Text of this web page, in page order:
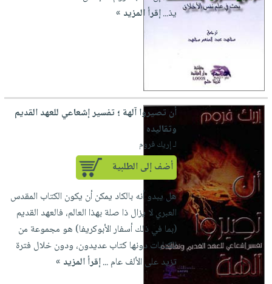
صابون
مناسبات
فيديوهات
يتكرر
خدمات
نيل
وفرات
كتابك
تواصل
معنا
التسوق
الإصدارات
يذ...إقرأ المزيد »
أن تصيروا آلهة ؛ تفسير إشعاعي للعهد القديم
وتقاليده
لـ إريك فروم
أضف إلى الطلبية
هل يبدو أنه بالكاد يمكن أن يكون الكتاب المقدس
العبري لا يزال ذا صلة بهذا العالم، فالعهد القديم
(بما في ذلك أسفار الأبوكريفا) هو مجموعة من
الكتابات دونها كتاب عديدون، ودون خلال فترة
تزيد على الألف عام ...إقرأ المزيد »